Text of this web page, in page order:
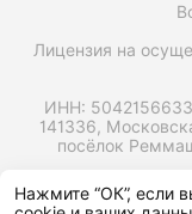
Лицензия на
ИНН:
141336,
посёлок
Запрос
Нажмите “ОК”, если